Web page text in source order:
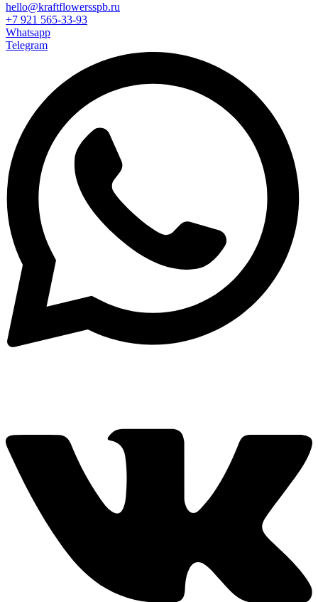
hello@kraftflowersspb.ru
+7 921 565-33-93
Whatsapp
Telegram